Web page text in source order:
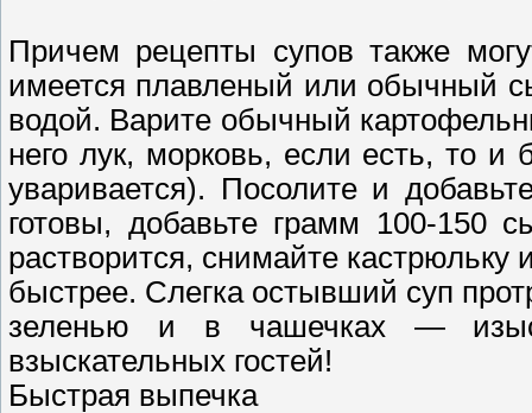
Причем рецепты супов также
имеется плавленый или обычный
водой. Варите обычный
него лук, морковь, если есть, то и
уваривается). Посолите и
готовы, добавьте грамм 100-150
растворится, снимайте
быстрее. Слегка остывший суп
зеленью и в чашечках —
взыскательных гостей!
Быстрая выпечка